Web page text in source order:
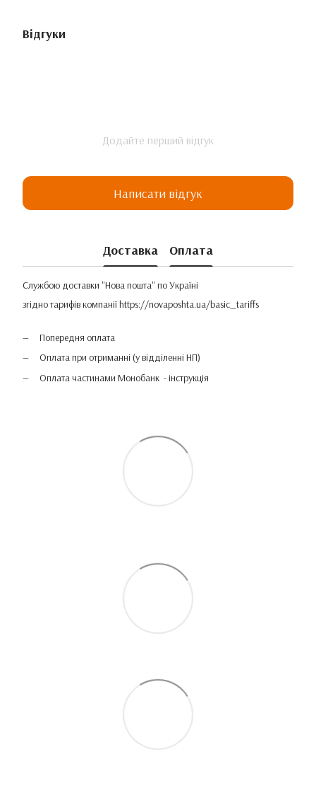
Відгуки
Додайте перший відгук
Написати відгук
Доставка Оплата
Службою доставки "Нова пошта" по Україні
згідно тарифів компаніїhttps://novaposhta.ua/basic_tariffs
Попередня оплата
Оплата при отриманні (у відділенні НП)
Оплата частинами Монобанк - інструкція